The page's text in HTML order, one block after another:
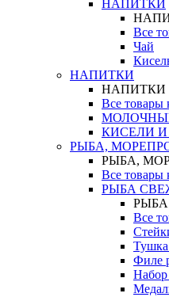
НАПИТКИ
Все
Чай
НАПИТКИ
НАПИТКИ
Все товары
КИСЕЛИ
РЫБА,
РЫБА,
Все товары
РЫБА
Все
Филе
Набор